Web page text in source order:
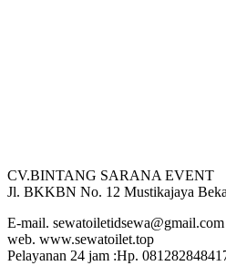
CV.BINTANG SARANA EVENT
Jl. BKKBN No. 12 Mustikajaya
E-mail. sewatoiletidsewa@gmail.com
web. www.sewatoilet.top
Pelayanan 24 jam :Hp.